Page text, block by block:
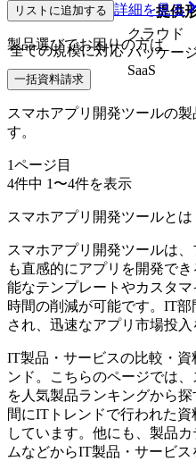
従業員規模 提供
全ての規模に対応
クラウド
パッケー
SaaS
リストに追加する 詳細を見る
製品選びでお困りの方は
一括資料請求
スマホアプリ開発ツールの
す。
1ページ目
4件中 1 〜4件を表示
スマホアプリ開発ツールとは
スマホアプリ開発ツールは
も直感的にアプリを開発で
能なテンプレートやカスタ
時間の削減が可能です。IT
され、迅速なアプリ市場投入
IT製品・サービスの比較・
ンド。こちらのページでは
を人気製品ランキングから
間にITトレンドで行われた
しています。他にも、製品
ムなどからIT製品・サービ